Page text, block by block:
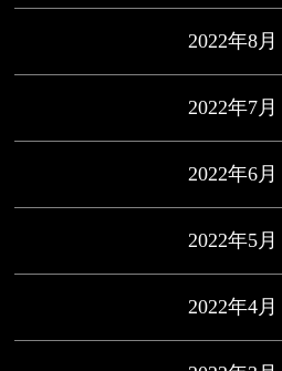
2022年8月
2022年7月
2022年6月
2022年5月
2022年4月